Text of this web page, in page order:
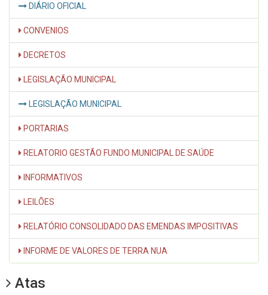
DIÁRIO OFICIAL
CONVENIOS
DECRETOS
LEGISLAÇÃO MUNICIPAL
LEGISLAÇÃO MUNICIPAL
PORTARIAS
RELATORIO GESTÃO FUNDO MUNICIPAL DE SAÚDE
INFORMATIVOS
LEILÕES
RELATÓRIO CONSOLIDADO DAS EMENDAS IMPOSITIVAS
INFORME DE VALORES DE TERRA NUA
Atas